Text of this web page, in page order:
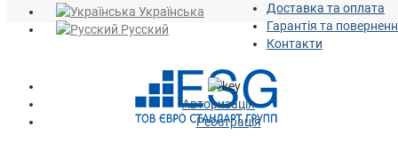
Українська
Русский
Доставка та оплата
Гарантія та
Контакти
Авторизація
Реєстрація